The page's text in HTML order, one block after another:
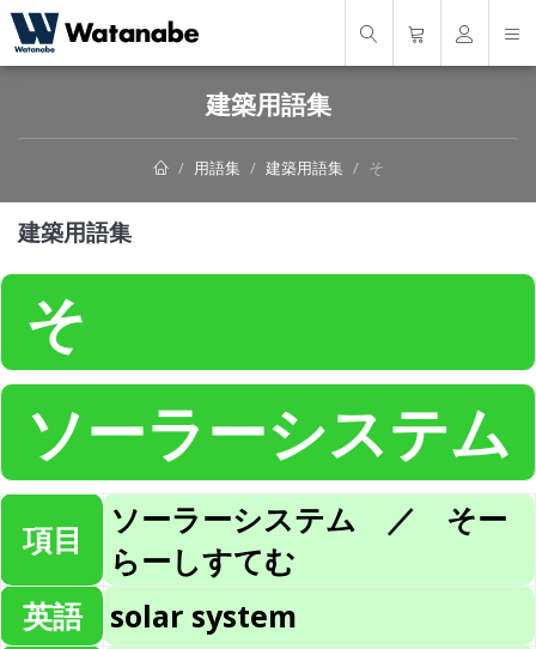
建築用語集
用語集 建築用語集 そ
建築用語集
そ
ソーラーシステム
項目
ソーラーシステム ／ そー
らーしすてむ
英語
solar system